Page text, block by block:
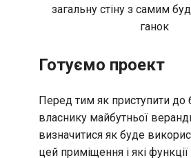
загальну стіну з самим
ганок
Готуємо проект
Перед тим як приступити до
власнику майбутньої
визначитися як буде
цей приміщення і які